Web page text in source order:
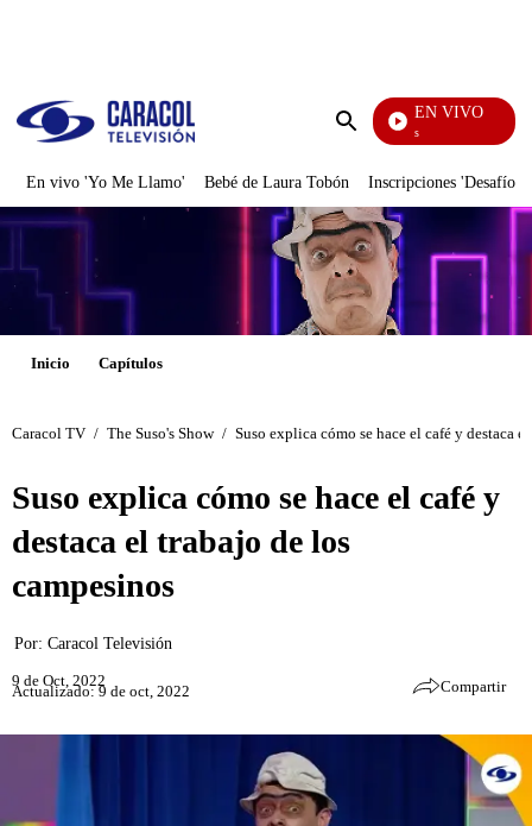
Enviar
EN VIVO
También Caerás
En vivo 'Yo Me Llamo' Bebé de Laura Tobón Inscripciones 'Desafío'
Inicio Capítulos
Caracol TV / The Suso's Show / Suso explica cómo se hace el café y destaca
Suso explica cómo se hace el café y
destaca el trabajo de los
campesinos
Por: Caracol Televisión
9 de Oct, 2022
Actualizado: 9 de oct, 2022 Compartir